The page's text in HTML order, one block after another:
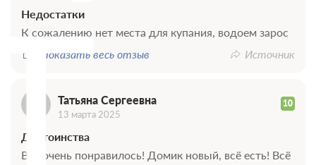
Недостатки
К сожалению нет места для купания, водоем зарос
Показать весь отзыв
Источник
Татьяна Сергеевна 10
13 марта 2025
Достоинства
Всё очень понравилось! Домик новый, всё есть! Всё